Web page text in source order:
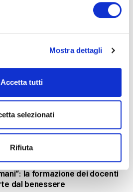
Mostra dettagli
Accetta tutti
selezionati
Rifiuta
di formazione estiva: diverse
dedicate all’aggiornamento e
crescita professionale
formativo che ha accompagnato
bene oggi per stare meglio
la formazione dei docenti
dal benessere